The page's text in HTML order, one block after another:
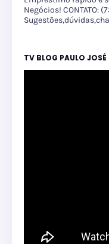
Negócios! CONTATO:
TV BLOG PAULO JOSÉ